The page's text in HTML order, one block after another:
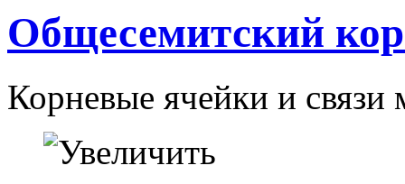
Общесемитский
Корневые ячейки и